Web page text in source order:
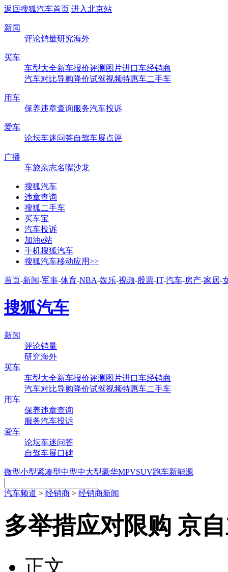
返回搜狐汽车首页 进入北京站
新闻
评论销量研究海外
买车
车型大全新车报价评测 图片进口车经销商
汽车对比导购降价试驾视频特惠车二手车
用车
保养违章查询服务汽车投诉
爱车
论坛车迷问答自驾车展点评
广播
车旅杂志名嘴沙龙
搜狐汽车
违章查询
搜狐二手车
买车宝
汽车投诉
加油e站
手机搜狐汽车
搜狐汽车移动应用>>
首页-新闻-军事-体育-NBA-娱乐-视频-股票-IT-汽车-房产-家居-
搜狐汽车
新闻
评论销量
研究海外
买车
车型大全新车报价评测 图片进口车经销商
汽车对比导购降价试驾视频特惠车二手车
用车
保养违章查询
服务汽车投诉
爱车
论坛车迷问答
自驾车展口碑
微型小型紧凑型中型中大型豪华MPVSUV跑车新能源
汽车频道 > 经销商 > 经销商新闻
多举措应对限购 京
正文